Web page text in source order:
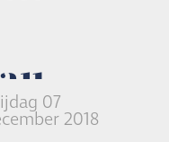
07
2018